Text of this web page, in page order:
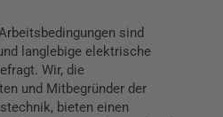
sind
langlebige elektrische
Wir, die
und Mitbegründer der
bieten einen